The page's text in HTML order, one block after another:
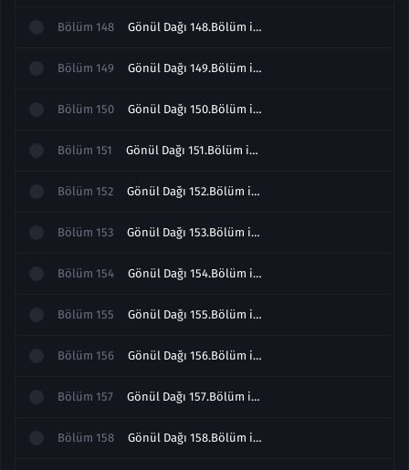
Bölüm 148 Gönül Dağı 148.Bölüm izle
Bölüm 149 Gönül Dağı 149.Bölüm izle
Bölüm 150 Gönül Dağı 150.Bölüm izle
Bölüm 151 Gönül Dağı 151.Bölüm izle
Bölüm 152 Gönül Dağı 152.Bölüm izle
Bölüm 153 Gönül Dağı 153.Bölüm izle
Bölüm 154 Gönül Dağı 154.Bölüm izle
Bölüm 155 Gönül Dağı 155.Bölüm izle
Bölüm 156 Gönül Dağı 156.Bölüm izle
Bölüm 157 Gönül Dağı 157.Bölüm izle
Bölüm 158 Gönül Dağı 158.Bölüm izle